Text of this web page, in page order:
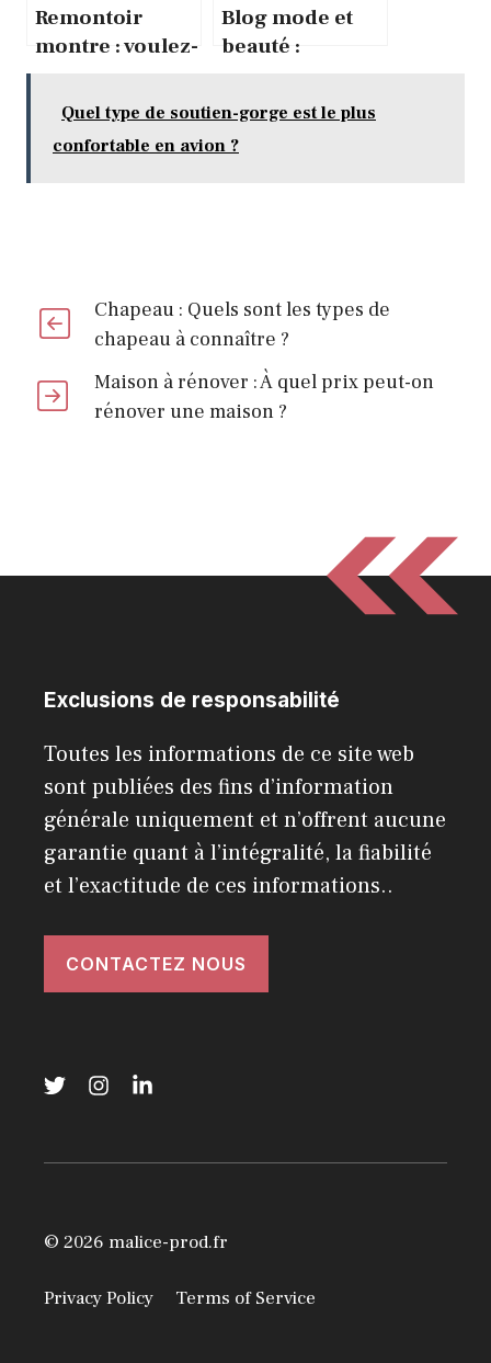
Remontoir
montre : voulez-
remonter plus
Blog mode et
beauté :
choisir une
hydratante ?
Quel type de soutien-gorge est le plus
confortable en avion ?
Chapeau : Quels sont les types de
chapeau à connaître ?
Maison à rénover : À quel prix peut-on
rénover une maison ?
Exclusions de responsabilité
Toutes les informations de ce site web
sont publiées des fins d’information
générale uniquement et n’offrent aucune
garantie quant à l’intégralité, la fiabilité
et l’exactitude de ces informations..
CONTACTEZ NOUS
© 2026 malice-prod.fr
Privacy Policy Terms of Service